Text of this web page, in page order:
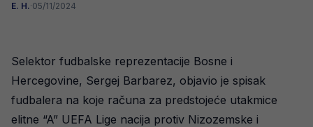
E. H.·05/11/2024
Selektor fudbalske reprezentacije Bosne i
Hercegovine, Sergej Barbarez, objavio je spisak
fudbalera na koje računa za predstojeće utakmice
elitne “A” UEFA Lige nacija protiv Nizozemske i